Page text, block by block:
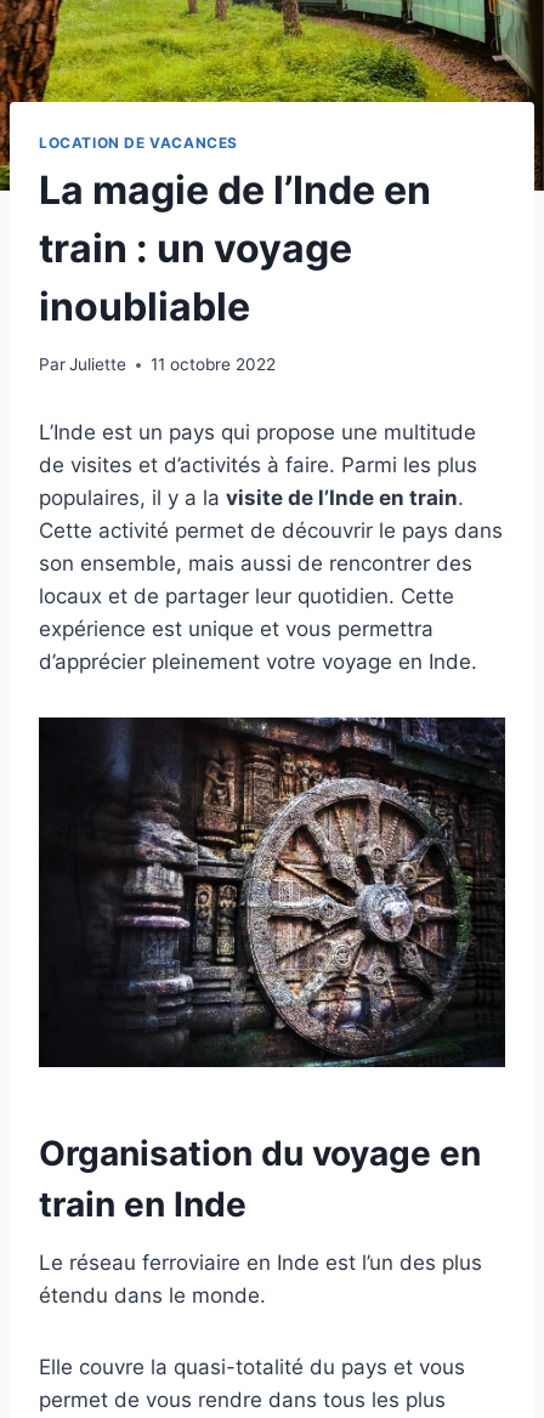
LOCATION DE VACANCES
La magie de l’Inde en
train : un voyage
inoubliable
ParJuliette 11 octobre 2022
L’Inde est un pays qui propose une multitude
de visites et d’activités à faire. Parmi les plus
populaires, il y a la visite de l’Inde en train.
Cette activité permet de découvrir le pays dans
son ensemble, mais aussi de rencontrer des
locaux et de partager leur quotidien. Cette
expérience est unique et vous permettra
d’apprécier pleinement votre voyage en Inde.
Organisation du voyage en
train en Inde
Le réseau ferroviaire en Inde est l’un des plus
étendu dans le monde.
Elle couvre la quasi-totalité du pays et vous
permet de vous rendre dans tous les plus